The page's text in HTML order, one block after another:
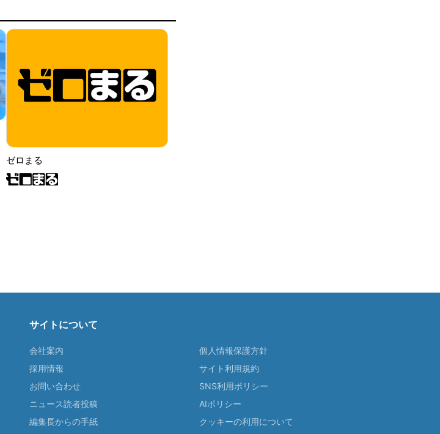
ゼロまる
サイトについて
会社案内
採用情報
お問い合わせ
ニュース読者投稿
編集長からの手紙
個人情報保護方針
サイト利用規約
SNS利用ポリシー
AIポリシー
クッキーの利用について